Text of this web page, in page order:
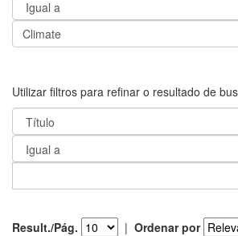
Utilizar filtros para refinar o resultado de
Result./Pág. | Ordenar por